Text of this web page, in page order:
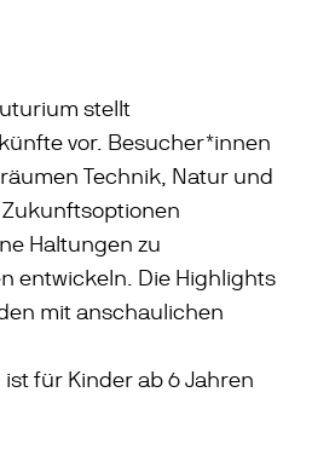
stellt
vor. Besucher*innen
Technik, Natur und
Haltungen zu
entwickeln. Die Highlights
mit anschaulichen
für Kinder ab 6 Jahren